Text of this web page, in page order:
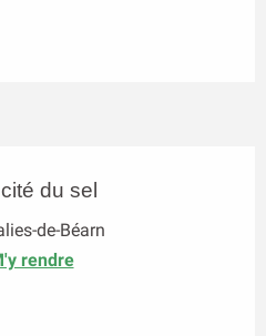
du sel
de-Béarn
rendre